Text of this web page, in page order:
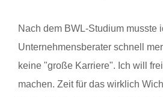
Nach dem BWL-Studium musste
Unternehmensberater schnell
keine "große Karriere". Ich will
machen. Zeit für das wirklich